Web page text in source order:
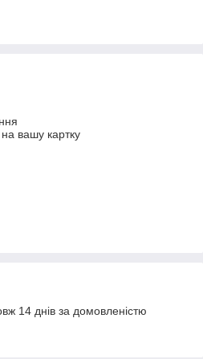
вашу картку
14 днів за домовленістю